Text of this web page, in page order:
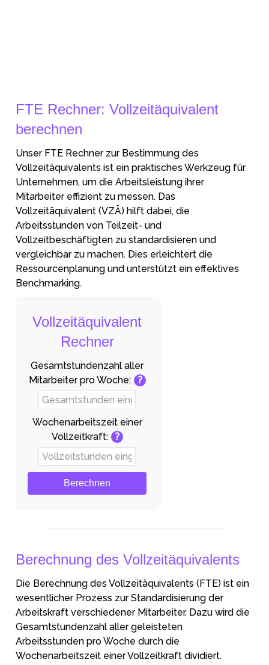
FTE Rechner: Vollzeitäquivalent
berechnen
Unser FTE Rechner zur Bestimmung des
Vollzeitäquivalents ist ein praktisches Werkzeug für
Unternehmen, um die Arbeitsleistung ihrer
Mitarbeiter effizient zu messen. Das
Vollzeitäquivalent (VZÄ) hilft dabei, die
Arbeitsstunden von Teilzeit- und
Vollzeitbeschäftigten zu standardisieren und
vergleichbar zu machen. Dies erleichtert die
Ressourcenplanung und unterstützt ein effektives
Benchmarking.
Vollzeitäquivalent
Rechner
Gesamtstundenzahl aller
Mitarbeiter pro Woche:
?
Wochenarbeitszeit einer
Vollzeitkraft:
?
Berechnen
Berechnung des Vollzeitäquivalents
Die Berechnung des Vollzeitäquivalents (FTE) ist ein
wesentlicher Prozess zur Standardisierung der
Arbeitskraft verschiedener Mitarbeiter. Dazu wird die
Gesamtstundenzahl aller geleisteten
Arbeitsstunden pro Woche durch die
Wochenarbeitszeit einer Vollzeitkraft dividiert.